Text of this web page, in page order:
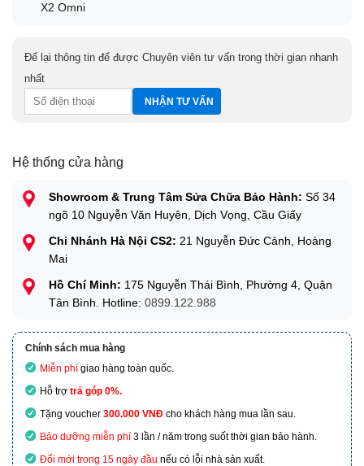
X2 Omni
Để lại thông tin để được Chuyên viên tư vấn trong thời gian nhanh
nhất
Hệ thống cửa hàng
Showroom & Trung Tâm Sửa Chữa Bảo Hành: Số 34
ngõ 10 Nguyễn Văn Huyên, Dịch Vọng, Cầu Giấy
Chi Nhánh Hà Nội CS2: 21 Nguyễn Đức Cảnh, Hoàng
Mai
Hồ Chí Minh: 175 Nguyễn Thái Bình, Phường 4, Quận
Tân Bình. Hotline: 0899.122.988
Chính sách mua hàng
Miễn phí giao hàng toàn quốc.
Hỗ trợ trả góp 0%.
Tặng voucher 300.000 VNĐ cho khách hàng mua lần sau.
Bảo dưỡng miễn phí 3 lần / năm trong suốt thời gian bảo hành.
Đổi mới trong 15 ngày đầu nếu có lỗi nhà sản xuất.